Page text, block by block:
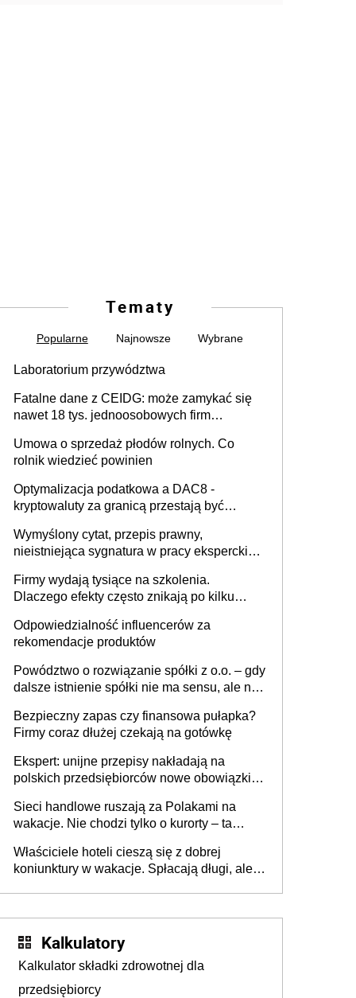
Tematy
Popularne Najnowsze Wybrane
Laboratorium przywództwa
Fatalne dane z CEIDG: może zamykać się
nawet 18 tys. jednoosobowych firm
Umowa o sprzedaż płodów rolnych. Co
rolnik wiedzieć powinien
Optymalizacja podatkowa a DAC8 -
kryptowaluty za granicą przestają być
Wymyślony cytat, przepis prawny,
nieistniejąca sygnatura w pracy eksperckiej -
firmie
Firmy wydają tysiące na szkolenia.
Dlaczego efekty często znikają po kilku
Odpowiedzialność influencerów za
rekomendacje produktów
Powództwo o rozwiązanie spółki z o.o. – gdy
dalsze istnienie spółki nie ma sensu, ale nie
Bezpieczny zapas czy finansowa pułapka?
Firmy coraz dłużej czekają na gotówkę
Ekspert: unijne przepisy nakładają na
polskich przedsiębiorców nowe obowiązki w
Sieci handlowe ruszają za Polakami na
wakacje. Nie chodzi tylko o kurorty – ta
tam, gdzie wielu spędzi urlop po cichu
Właściciele hoteli cieszą się z dobrej
koniunktury w wakacje. Spłacają długi, ale
Kalkulatory
Kalkulator składki zdrowotnej dla
przedsiębiorcy